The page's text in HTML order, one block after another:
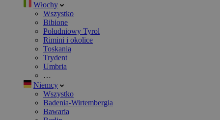
Włochy
Wszystko
Bibione
Południowy Tyrol
Rimini i okolice
Toskania
Trydent
Umbria
…
Niemcy
Wszystko
Badenia-Wirtembergia
Bawaria